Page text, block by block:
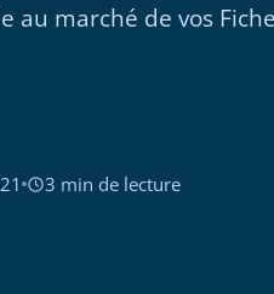
marché de vos
3 min de lecture